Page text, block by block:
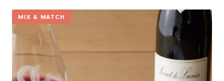
MIX & MATCH